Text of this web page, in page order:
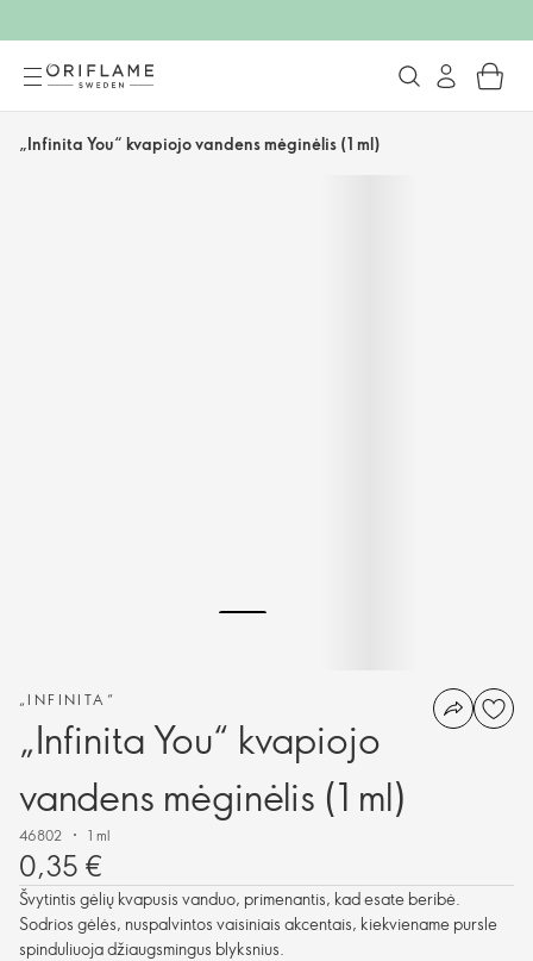
„Infinita You“ kvapiojo vandens mėginėlis (1 ml)
„INFINITA“
„Infinita You“ kvapiojo
vandens mėginėlis (1 ml)
46802 1 ml
0,35 €
Švytintis gėlių kvapusis vanduo, primenantis, kad esate beribė.
Sodrios gėlės, nuspalvintos vaisiniais akcentais, kiekviename pursle
spinduliuoja džiaugsmingus blyksnius.